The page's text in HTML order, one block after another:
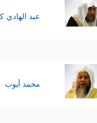
عبد الهادي
محمد أيوب